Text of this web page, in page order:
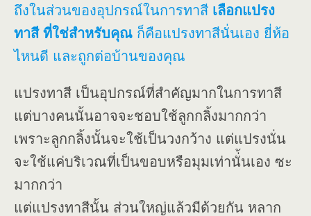
ถึงในส่วนของอุปกรณ์ในการทาสี เลือกแปรง
ทาสี ที่ใช่สำหรับคุณ ก็คือแปรงทาสีนั่นเอง ยี่ห้อ
ไหนดี และถูกต่อบ้านของคุณ
แปรงทาสี เป็นอุปกรณ์ที่สำคัญมากในการทาสี
แต่บางคนนั้นอาจจะชอบใช้ลูกกลิ้งมากกว่า
เพราะลูกกลิ้งนั้นจะใช้เป็นวงกว้าง แต่แปรงนั่น
จะใช้แค่บริเวณที่เป็นขอบหรือมุมเท่านั่้นเอง ซะ
มากกว่า
แต่แปรงทาสีนั้น ส่วนใหญ่แล้วมีด้วยกัน หลาก